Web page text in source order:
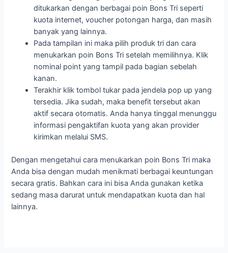
ditukarkan dengan berbagai poin Bons Tri seperti
kuota internet, voucher potongan harga, dan masih
banyak yang lainnya.
Pada tampilan ini maka pilih produk tri dan cara
menukarkan poin Bons Tri setelah memilihnya. Klik
nominal point yang tampil pada bagian sebelah
kanan.
Terakhir klik tombol tukar pada jendela pop up yang
tersedia. Jika sudah, maka benefit tersebut akan
aktif secara otomatis. Anda hanya tinggal menunggu
informasi pengaktifan kuota yang akan provider
kirimkan melalui SMS.
Dengan mengetahui cara menukarkan poin Bons Tri maka
Anda bisa dengan mudah menikmati berbagai keuntungan
secara gratis. Bahkan cara ini bisa Anda gunakan ketika
sedang masa darurat untuk mendapatkan kuota dan hal
lainnya.